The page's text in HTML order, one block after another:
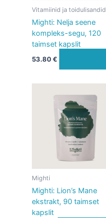
Vitamiinid ja toidulisandid
Mighti: Nelja seene
kompleks-segu, 120
taimset kapslit
53.80€
Mighti
Mighti: Lion’s Mane
ekstrakt, 90 taimset
kapslit